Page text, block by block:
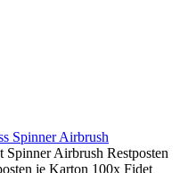
Spinner Airbrush
Spinner Airbrush Restposten
je Karton 100x Fidet